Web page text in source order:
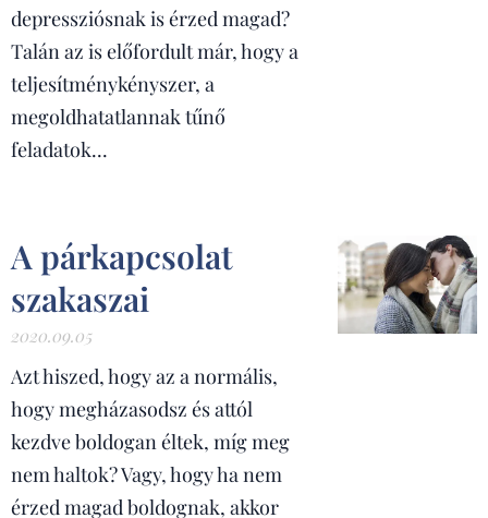
depressziósnak is érzed magad?
Talán az is előfordult már, hogy a
teljesítménykényszer, a
megoldhatatlannak tűnő
feladatok...
A párkapcsolat
szakaszai
2020.09.05
Azt hiszed, hogy az a normális,
hogy megházasodsz és attól
kezdve boldogan éltek, míg meg
nem haltok? Vagy, hogy ha nem
érzed magad boldognak, akkor